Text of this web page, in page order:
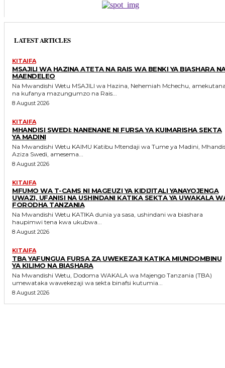
LATEST ARTICLES
KITAIFA
MSAJILI WA HAZINA ATETA NA RAIS WA BENKI YA BIASHARA
MAENDELEO
Na Mwandishi Wetu MSAJILI wa Hazina, Nehemiah Mchechu, amekutana
na kufanya mazungumzo na Rais...
8 August 2026
KITAIFA
MHANDISI SWEDI: NANENANE NI FURSA YA KUIMARISHA SEKTA
YA MADINI
Na Mwandishi Wetu KAIMU Katibu Mtendaji wa Tume ya Madini, Mhandisi
Aziza Swedi, amesema...
8 August 2026
KITAIFA
MFUMO WA T-CAMS NI MAGEUZI YA KIDIJITALI YANAYOJENGA
UWAZI, UFANISI NA USHINDANI KATIKA SEKTA YA UWAKALA
FORODHA TANZANIA
Na Mwandishi Wetu KATIKA dunia ya sasa, ushindani wa biashara
haupimwi tena kwa ukubwa...
8 August 2026
KITAIFA
TBA YAFUNGUA FURSA ZA UWEKEZAJI KATIKA MIUNDOMBINU
YA KILIMO NA BIASHARA
Na Mwandishi Wetu, Dodoma WAKALA wa Majengo Tanzania (TBA)
umewataka wawekezaji wa sekta binafsi kutumia...
8 August 2026